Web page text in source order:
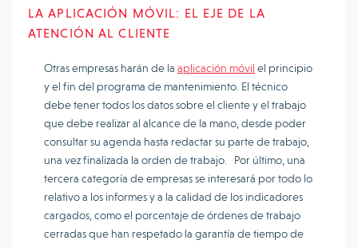
LA APLICACIÓN MÓVIL: EL EJE DE LA
ATENCIÓN AL CLIENTE
Otras empresas harán de la aplicación móvil el principio
y el fin del programa de mantenimiento. El técnico
debe tener todos los datos sobre el cliente y el trabajo
que debe realizar al alcance de la mano, desde poder
consultar su agenda hasta redactar su parte de trabajo,
una vez finalizada la orden de trabajo. Por último, una
tercera categoría de empresas se interesará por todo lo
relativo a los informes y a la calidad de los indicadores
cargados, como el porcentaje de órdenes de trabajo
cerradas que han respetado la garantía de tiempo de